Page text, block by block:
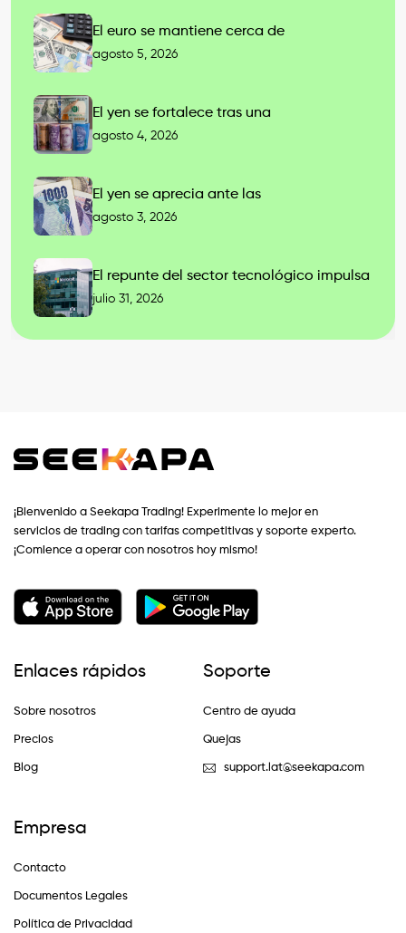
El euro se mantiene cerca de
agosto 5, 2026
El yen se fortalece tras una
agosto 4, 2026
El yen se aprecia ante las
agosto 3, 2026
El repunte del sector tecnológico impulsa
julio 31, 2026
¡Bienvenido a Seekapa Trading! Experimente lo mejor en
servicios de trading con tarifas competitivas y soporte experto.
¡Comience a operar con nosotros hoy mismo!
Enlaces rápidos
Sobre nosotros
Precios
Blog
Soporte
Centro de ayuda
Quejas
support.lat@seekapa.com
Empresa
Contacto
Documentos Legales
Política de Privacidad